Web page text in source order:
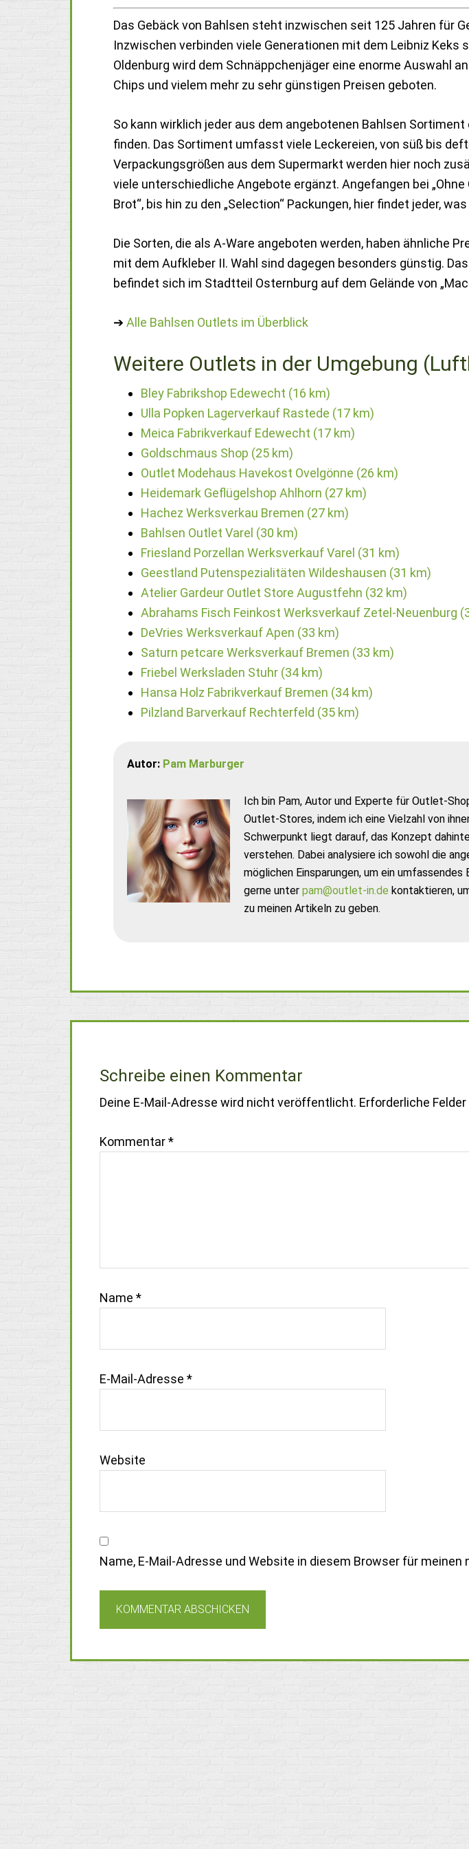
Das Gebäck von Bahlsen steht inzwischen seit 125 Jahren für
Inzwischen verbinden viele Generationen mit dem Leibniz Keks
Oldenburg wird dem Schnäppchenjäger eine enorme Auswahl
Chips und vielem mehr zu sehr günstigen Preisen geboten.
So kann wirklich jeder aus dem angebotenen Bahlsen
finden. Das Sortiment umfasst viele Leckereien, von süß bis
Verpackungsgrößen aus dem Supermarkt werden hier noch
viele unterschiedliche Angebote ergänzt. Angefangen bei „Ohne
Brot“, bis hin zu den „Selection“ Packungen, hier findet jeder,
Die Sorten, die als A-Ware angeboten werden, haben ähnliche
mit dem Aufkleber II. Wahl sind dagegen besonders günstig.
befindet sich im Stadtteil Osternburg auf dem Gelände von
➔ Alle Bahlsen Outlets im Überblick
Weitere Outlets in der Umgebung
Bley Fabrikshop Edewecht (16 km)
Ulla Popken Lagerverkauf Rastede (17 km)
Meica Fabrikverkauf Edewecht (17 km)
Goldschmaus Shop (25 km)
Outlet Modehaus Havekost Ovelgönne (26 km)
Heidemark Geflügelshop Ahlhorn (27 km)
Hachez Werksverkau Bremen (27 km)
Bahlsen Outlet Varel (30 km)
Friesland Porzellan Werksverkauf Varel (31 km)
Geestland Putenspezialitäten Wildeshausen (31 km)
Atelier Gardeur Outlet Store Augustfehn (32 km)
Abrahams Fisch Feinkost Werksverkauf Zetel-Neuenburg
DeVries Werksverkauf Apen (33 km)
Saturn petcare Werksverkauf Bremen (33 km)
Friebel Werksladen Stuhr (34 km)
Hansa Holz Fabrikverkauf Bremen (34 km)
Pilzland Barverkauf Rechterfeld (35 km)
Autor: Pam Marburger
Ich bin Pam, Autor und Experte für Outlet-
Outlet-Stores, indem ich eine Vielzahl von
Schwerpunkt liegt darauf, das Konzept
verstehen. Dabei analysiere ich sowohl die
möglichen Einsparungen, um ein
gerne unter pam@outlet-in.de kontaktieren,
zu meinen Artikeln zu geben.
Schreibe einen Kommentar
Deine E-Mail-Adresse wird nicht veröffentlicht. Erforderliche
Kommentar*
Name *
E-Mail-Adresse *
Website
Name, E-Mail-Adresse und Website in diesem Browser für